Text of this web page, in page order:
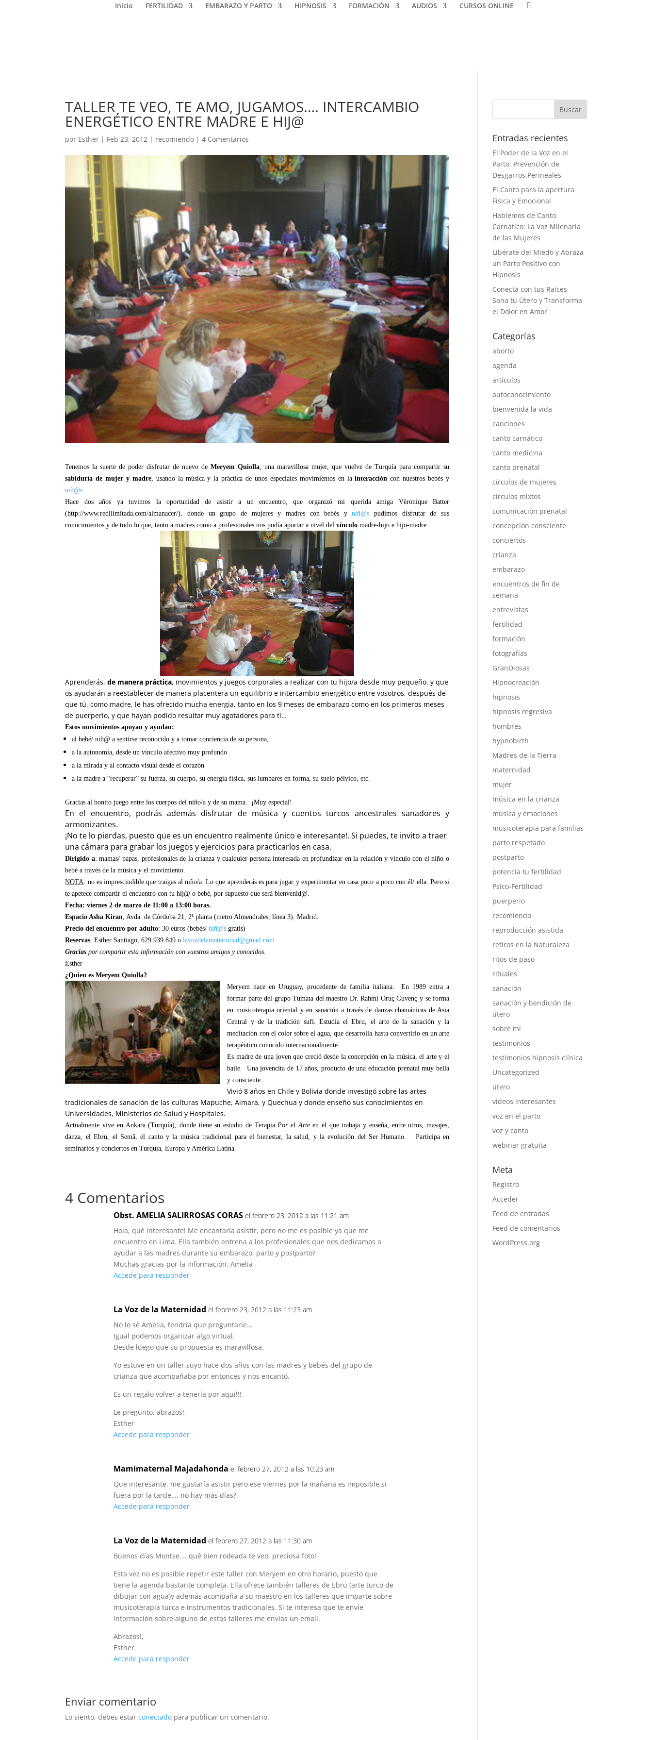
Inicio FERTILIDAD EMBARAZO Y PARTO HIPNOSIS FORMACIÓN AUDIOS CURSOS ONLINE
TALLER TE VEO, TE AMO, JUGAMOS…. INTERCAMBIO
ENERGÉTICO ENTRE MADRE E HIJ@
por Esther | Feb 23, 2012 | recomiendo |4 Comentarios
Tenemos la suerte de poder disfrutar de nuevo deMeryem Quiolla , una maravillosa mujer, que vuelve de Turquía para compartir su
sabiduría de mujer y madre, usando la música y la práctica de unos especiales movimientos en lainteracción con nuestros bebés y
niñ@s
Hace dos años ya tuvimos la oportunidad de asistir a un encuentro, que organizó mi querida amiga Vèronique Batter
(http://www.redilimitada.com/almanacer/) , donde un grupo de mujeres y madres con bebés yniñ@s pudimos disfrutar de sus
conocimientos y de todo lo que, tanto a madres como a profesionales nos podía aportar a nivel delvínculo madre-hijo e hijo-madre.
Aprenderás,de manera práctica, movimientos y juegos corporales a realizar con tu hijo/a desde muy pequeño, y que
os ayudarán a reestablecer de manera placentera un equilibrio e intercambio energético entre vosotros, después de
que tú, como madre, le has ofrecido mucha energía, tanto en los 9 meses de embarazo como en los primeros meses
de puerperio, y que hayan podido resultar muy agotadores para tí…
Estos movimientos apoyan y ayudan:
al bebé/ niñ@ a sentirse reconocido y a tomar conciencia de su persona,
a la autonomía, desde un vínculo afectivo muy profundo
a la mirada y al contacto visual desde el corazón
a la madre a “recuperar” su fuerza, su cuerpo, su energía física, sus lumbares en forma, su suelo pélvico, etc.
Gracias al bonito juego entre los cuerpos del niño/a y de su mama. ¡Muy especial!
En el encuentro, podrás además disfrutar de música y cuentos turcos ancestrales sanadores y
armonizantes.
¡No te lo pierdas, puesto que es un encuentro realmente único e interesante!. Si puedes, te invito a traer
una cámara para grabar los juegos y ejercicios para practicarlos en casa.
Dirigido a: mamas/ papas, profesionales de la crianza y cualquier persona interesada en profundizar en la relación y vínculo con el niño o
bebé a través de la música y el movimiento.
NOTA: no es imprescindible que traigas al niño/a. Lo que aprenderás es para jugar y experimentar en casa poco a poco con él/ ella. Pero si
te apetece compartir el encuentro con tu hij@ o bebé, por supuesto que será bienvenid@.
Fecha: viernes 2 de marzo de 11:00 a 13:00 horas.
Espacio Asha Kiran , Avda. de Córdoba 21, 2ª planta (metro Almendrales, línea 3). Madrid.
Precio del encuentro por adulto: 30 euros (bebés/niñ@s gratis)
Reservas: Esther Santiago, 629 939 849 olavozdelamaternidad@gmail.com
Gracias por compartir esta información con vuestros amigos y conocidos.
Esther
¿Quien es Meryem Quiolla?
Meryem nace en Uruguay, procedente de familia italiana. En 1989 entra a
formar parte del grupo Tumata del maestro Dr. Rahmi Oruç Guvenç y se forma
en musicoterapia oriental y en sanación a través de danzas chamánicas de Asia
Central y de la tradición sufí. Estudia el Ebru, el arte de la sanación y la
meditación con el color sobre el agua, que desarrolla hasta convertirlo en un arte
terapéutico conocido internacionalmente.
Es madre de una joven que creció desde la concepción en la música, el arte y el
baile. Una jovencita de 17 años, producto de una educación prenatal muy bella
y consciente.
Vivió 8 años en Chile y Bolivia donde investigó sobre las artes
tradicionales de sanación de las culturas Mapuche, Aimara, y Quechua y donde enseñó sus conocimientos en
Universidades, Ministerios de Salud y Hospitales.
Actualmente vive en Ankara (Turquía), donde tiene su estudio de Terapia Por el Arteen el que trabaja y enseña, entre otros, masajes,
danza, el Ebru, el Semâ, el canto y la música tradicional para el bienestar, la salud, y la evolución del Ser Humano. Participa en
seminarios y conciertos en Turquía, Europa y América Latina.
4 Comentarios
Obst. AMELIA SALIRROSAS CORAS el febrero 23, 2012 a las 11:21 am
Hola, qué interesante! Me encantaría asistir, pero no me es posible ya que me
encuentro en Lima. Ella también entrena a los profesionales que nos dedicamos a
ayudar a las madres durante su embarazo, parto y postparto?
Muchas gracias por la información. Amelia
Accede para responder
La Voz de la Maternidad el febrero 23, 2012 a las 11:23 am
No lo sé Amelia, tendría que preguntarle…
Igual podemos organizar algo virtual.
Desde luego que su propuesta es maravillosa.
Yo estuve en un taller suyo hace dos años con las madres y bebés del grupo de
crianza que acompañaba por entonces y nos encantó.
Es un regalo volver a tenerla por aquí!!!
Le pregunto, abrazos!,
Esther
Accede para responder
Mamimaternal Majadahonda el febrero 27, 2012 a las 10:23 am
Que interesante, me gustaría asistir pero ese viernes por la mañana es imposible,si
fuera por la tarde…. no hay más días?
Accede para responder
La Voz de la Maternidad el febrero 27, 2012 a las 11:30 am
Buenos días Montse…. qué bien rodeada te veo, preciosa foto!
Esta vez no es posible repetir este taller con Meryem en otro horario, puesto que
tiene la agenda bastante completa. Ella ofrece también talleres de Ebru (arte turco de
dibujar con agua)y además acompaña a su maestro en los talleres que imparte sobre
musicoterapia turca e instrumentos tradicionales. Si te interesa que te envíe
información sobre alguno de estos talleres me envías un email.
Abrazos!,
Esther
Accede para responder
Enviar comentario
Lo siento, debes estarconectado para publicar un comentario.
Entradas recientes
El Poder de la Voz en el
Parto: Prevención de
Desgarros Perineales
El Canto para la apertura
Física y Emocional
Hablemos de Canto
Carnático: La Voz Milenaria
de las Mujeres
Libérate del Miedo y Abraza
un Parto Positivo con
Hipnosis
Conecta con tus Raíces,
Sana tu Útero y Transforma
el Dolor en Amor
Categorías
aborto
agenda
artículos
autoconocimiento
bienvenida la vida
canciones
canto carnático
canto medicina
canto prenatal
círculos de mujeres
círculos mixtos
comunicación prenatal
concepción consciente
conciertos
crianza
embarazo
encuentros de fin de
semana
entrevistas
fertilidad
formación
fotografías
GranDiosas
Hipnocreación
hipnosis
hipnosis regresiva
hombres
hypnobirth
Madres de la Tierra
maternidad
mujer
música en la crianza
música y emociones
musicoterapia para familias
parto respetado
postparto
potencia tu fertilidad
Psico-Fertilidad
puerperio
recomiendo
reproducción asistida
retiros en la Naturaleza
ritos de paso
rituales
sanación
sanación y bendición de
útero
sobre mí
testimonios
testimonios hipnosis clínica
Uncategorized
útero
vídeos interesantes
voz en el parto
voz y canto
webinar gratuita
Meta
Registro
Acceder
Feed de entradas
Feed de comentarios
WordPress.org